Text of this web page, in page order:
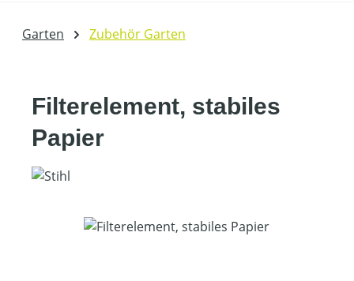
Garten Zubehör Garten
Filterelement, stabiles
Papier
Bildergalerie überspringen